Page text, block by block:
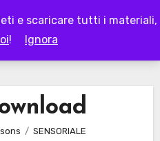
e scaricare tutti i materiali,
! Ignora
SENSORIALE